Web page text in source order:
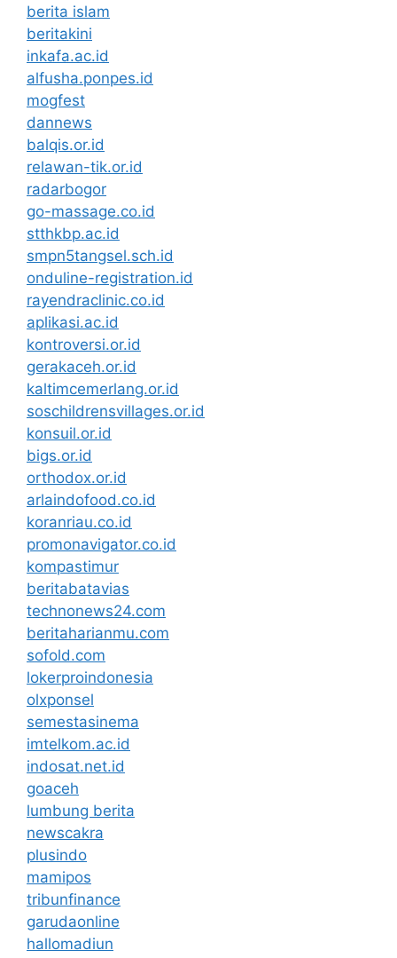
berita islam
beritakini
inkafa.ac.id
alfusha.ponpes.id
mogfest
dannews
balqis.or.id
relawan-tik.or.id
radarbogor
go-massage.co.id
stthkbp.ac.id
smpn5tangsel.sch.id
onduline-registration.id
rayendraclinic.co.id
aplikasi.ac.id
kontroversi.or.id
gerakaceh.or.id
kaltimcemerlang.or.id
soschildrensvillages.or.id
konsuil.or.id
bigs.or.id
orthodox.or.id
arlaindofood.co.id
koranriau.co.id
promonavigator.co.id
kompastimur
beritabatavias
technonews24.com
beritaharianmu.com
sofold.com
lokerproindonesia
olxponsel
semestasinema
imtelkom.ac.id
indosat.net.id
goaceh
lumbung berita
newscakra
plusindo
mamipos
tribunfinance
garudaonline
hallomadiun